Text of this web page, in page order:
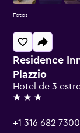
Residence
Plazzio
Hotel de 3
3 estrellas
+1 316 682 7300
Fotos